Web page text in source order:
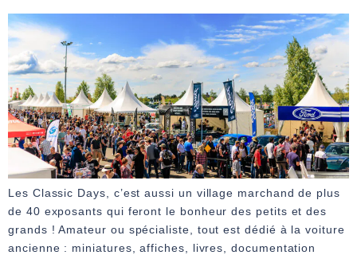
Les Classic Days, c’est aussi un village marchand de plus
de 40 exposants qui feront le bonheur des petits et des
grands ! Amateur ou spécialiste, tout est dédié à la voiture
ancienne : miniatures, affiches, livres, documentation